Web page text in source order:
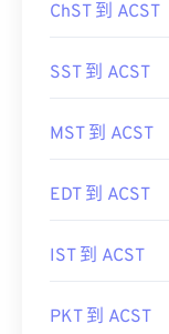
ChST 到 ACST
SST 到 ACST
MST 到 ACST
EDT 到 ACST
IST 到 ACST
PKT 到 ACST